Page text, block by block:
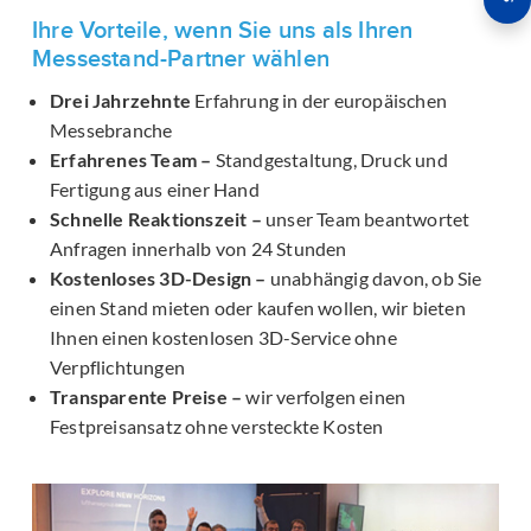
Ihre Vorteile, wenn Sie uns als Ihren
Messestand-Partner wählen
Drei Jahrzehnte Erfahrung in der europäischen
Messebranche
Erfahrenes Team – Standgestaltung, Druck und
Fertigung aus einer Hand
Schnelle Reaktionszeit – unser Team beantwortet
Anfragen innerhalb von 24 Stunden
Kostenloses 3D-Design – unabhängig davon, ob Sie
einen Stand mieten oder kaufen wollen, wir bieten
Ihnen einen kostenlosen 3D-Service ohne
Verpflichtungen
Transparente Preise – wir verfolgen einen
Festpreisansatz ohne versteckte Kosten